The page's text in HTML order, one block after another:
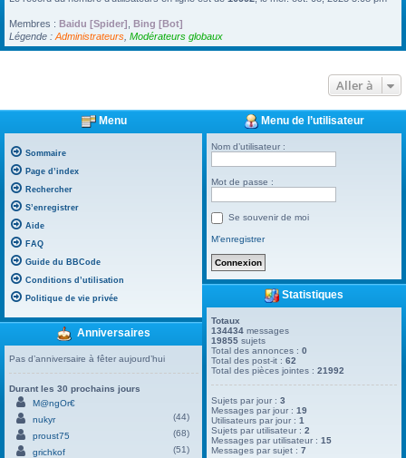
Membres : Baidu [Spider] Bing [Bot]
Légende : Administrateurs Modérateurs globaux
Aller à
Menu
Sommaire
Page d’index
Rechercher
S’enregistrer
Aide
FAQ
Guide du BBCode
Conditions d’utilisation
Politique de vie privée
Anniversaires
Pas d’anniversaire à fêter aujourd’hui
Durant les 30 prochains jours
M@ngOr€
nukyr
(44)
proust75
(68)
grichkof
(51)
Menu de l’utilisateur
Nom d’utilisateur :
Mot de passe :
Se souvenir de moi
M’enregistrer
Statistiques
Totaux
134434 messages
19855 sujets
Total des annonces :0
Total des post-it :62
Total des pièces jointes :21992
Sujets par jour :3
Messages par jour :19
Utilisateurs par jour :1
Sujets par utilisateur :2
Messages par utilisateur :15
Messages par sujet :7